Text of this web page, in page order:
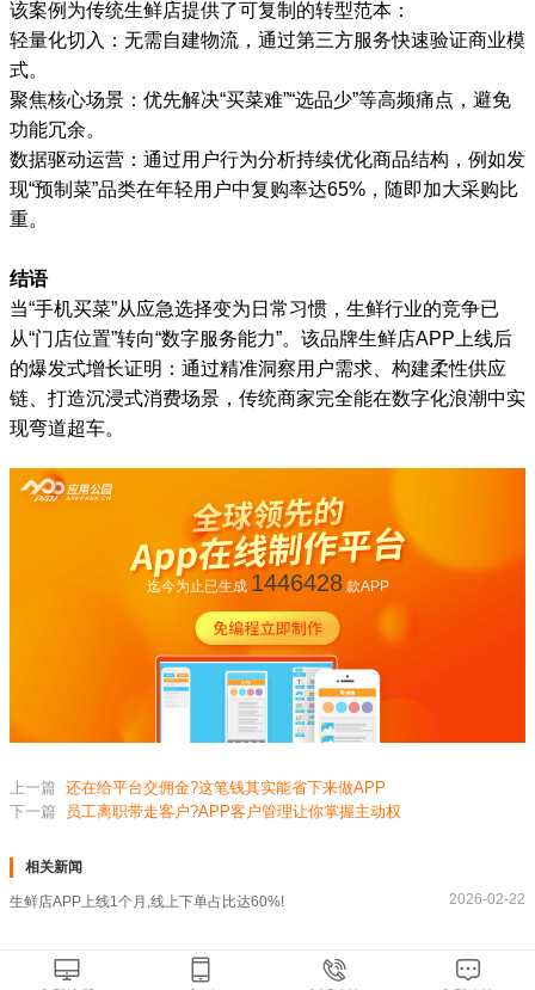
该案例为传统生鲜店提供了可复制的转型范本：
轻量化切入：无需自建物流，通过第三方服务快速验证商业模
式。
聚焦核心场景：优先解决“买菜难”“选品少”等高频痛点，避免
功能冗余。
数据驱动运营：通过用户行为分析持续优化商品结构，例如发
现“预制菜”品类在年轻用户中复购率达65%，随即加大采购比
重。
结语
当“手机买菜”从应急选择变为日常习惯，生鲜行业的竞争已
从“门店位置”转向“数字服务能力”。该品牌生鲜店APP上线后
的爆发式增长证明：通过精准洞察用户需求、构建柔性供应
链、打造沉浸式消费场景，传统商家完全能在数字化浪潮中实
现弯道超车。
迄今为止已生成 1446428款APP
上一篇 还在给平台交佣金?这笔钱其实能省下来做APP
下一篇
员工离职带走客户?APP客户管理让你掌握主动权
相关新闻
生鲜店APP上线1个月,线上下单占比达60%! 2026-02-22